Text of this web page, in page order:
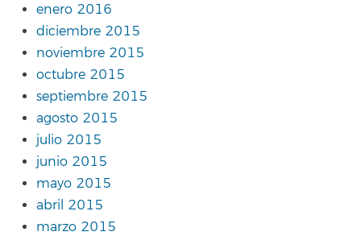
enero 2016
diciembre 2015
noviembre 2015
octubre 2015
septiembre 2015
agosto 2015
julio 2015
junio 2015
mayo 2015
abril 2015
marzo 2015